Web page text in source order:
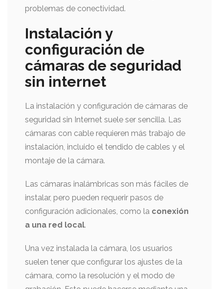
problemas de conectividad.
Instalación y
configuración de
cámaras de seguridad
sin internet
La instalación y configuración de cámaras de
seguridad sin Internet suele ser sencilla. Las
cámaras con cable requieren más trabajo de
instalación, incluido el tendido de cables y el
montaje de la cámara.
Las cámaras inalámbricas son más fáciles de
instalar, pero pueden requerir pasos de
configuración adicionales, como la conexión
a una red local.
Una vez instalada la cámara, los usuarios
suelen tener que configurar los ajustes de la
cámara, como la resolución y el modo de